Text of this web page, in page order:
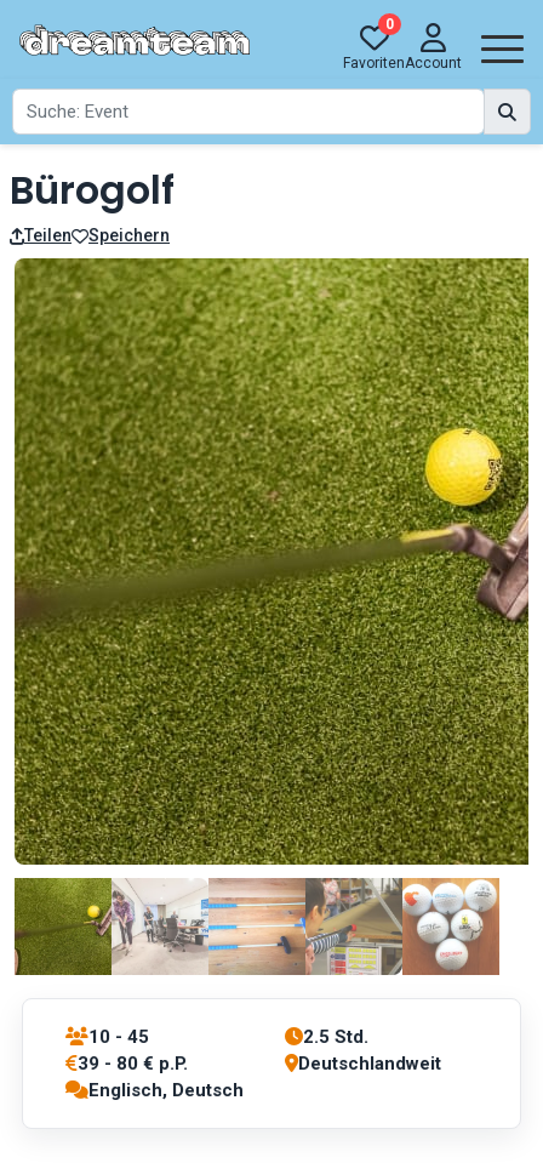
0
FavoritenAccount
Bürogolf
Teilen Speichern
10 - 45
2.5 Std.
39 - 80 € p.P.
Deutschlandweit
Englisch, Deutsch